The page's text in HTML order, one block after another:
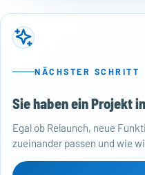
NÄCHSTER SCHRITT
Sie haben ein Projekt
Egal ob Relaunch, neue
zueinander passen und wie